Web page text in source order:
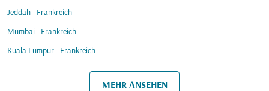
Jeddah - Frankreich
Mumbai - Frankreich
Kuala Lumpur - Frankreich
MEHR ANSEHEN